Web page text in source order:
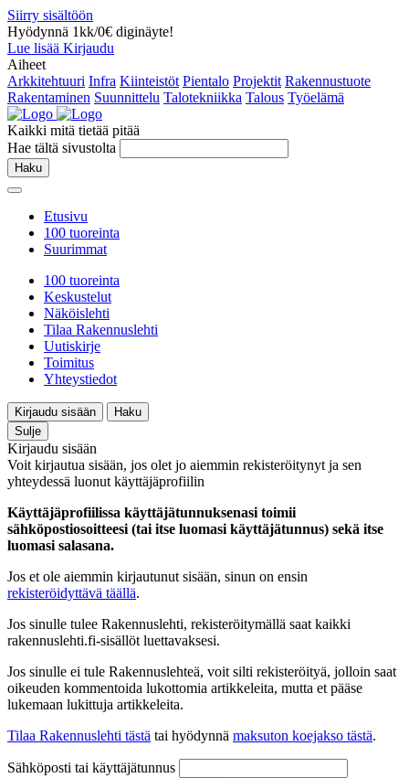
Siirry sisältöön
Hyödynnä 1kk/0€ diginäyte!
Lue lisää Kirjaudu
Aiheet
Arkkitehtuuri Infra Kiinteistöt Pientalo Projektit Rakennustuote
Rakentaminen Suunnittelu Talotekniikka Talous Työelämä
Kaikki mitä tietää pitää
Hae tältä sivustolta
Haku
Etusivu
100 tuoreinta
Suurimmat
100 tuoreinta
Keskustelut
Näköislehti
Tilaa Rakennuslehti
Uutiskirje
Toimitus
Yhteystiedot
Kirjaudu sisään
Haku
Sulje
Kirjaudu sisään
Voit kirjautua sisään, jos olet jo aiemmin rekisteröitynyt ja sen
yhteydessä luonut käyttäjäprofiilin
Käyttäjäprofiilissa käyttäjätunnuksenasi toimii
sähköpostiosoitteesi (tai itse luomasi käyttäjätunnus) sekä itse
luomasi salasana.
Jos et ole aiemmin kirjautunut sisään, sinun on ensin
rekisteröidyttävä täällä.
Jos sinulle tulee Rakennuslehti, rekisteröitymällä saat kaikki
rakennuslehti.fi-sisällöt luettavaksesi.
Jos sinulle ei tule Rakennuslehteä, voit silti rekisteröityä, jolloin saat
oikeuden kommentoida lukottomia artikkeleita, mutta et pääse
lukemaan lukittuja artikkeleita.
Tilaa Rakennuslehti tästä tai hyödynnä maksuton koejakso tästä.
Sähköposti tai käyttäjätunnus